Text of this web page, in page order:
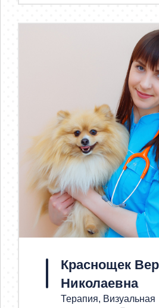
Краснощек
Николаевна
Терапия, Визуальная